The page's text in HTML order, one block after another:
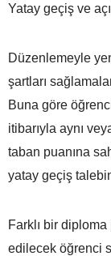
Yatay geçiş ve
Düzenlemeyle
şartları
Buna göre
itibarıyla aynı
taban puanına
yatay geçiş
Farklı bir
edilecek öğrenci